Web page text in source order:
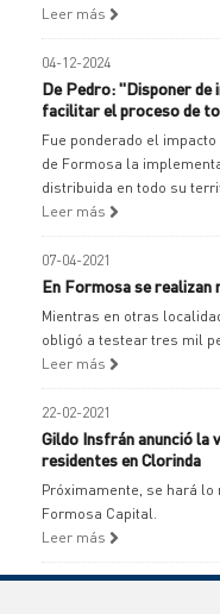
Leer más
04-12-2024
De Pedro: "Disponer
facilitar el proceso de
Fue ponderado el
de Formosa la
distribuida en todo su
Leer más
07-04-2021
En Formosa se realizan
Mientras en otras
obligó a testear tres mil
Leer más
22-02-2021
Gildo Insfrán anunció la
residentes en Clorinda
Próximamente, se hará lo
Formosa Capital.
Leer más